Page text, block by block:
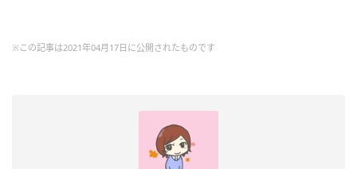
※この記事は2021年04月17日に公開されたものです